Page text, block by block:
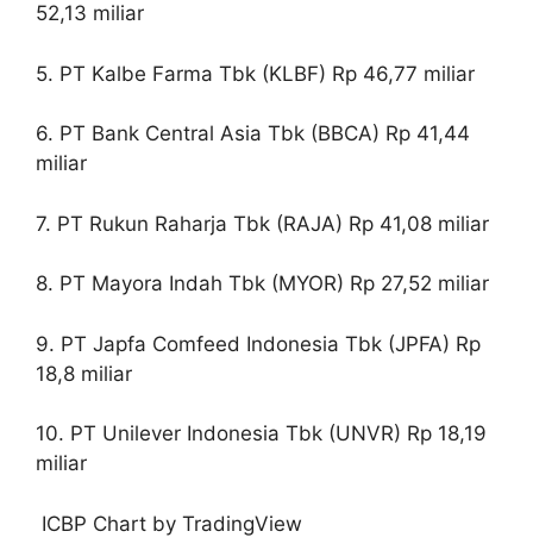
52,13 miliar
5. PT Kalbe Farma Tbk (KLBF) Rp 46,77 miliar
6. PT Bank Central Asia Tbk (BBCA) Rp 41,44
miliar
7. PT Rukun Raharja Tbk (RAJA) Rp 41,08 miliar
8. PT Mayora Indah Tbk (MYOR) Rp 27,52 miliar
9. PT Japfa Comfeed Indonesia Tbk (JPFA) Rp
18,8 miliar
10. PT Unilever Indonesia Tbk (UNVR) Rp 18,19
miliar
ICBP Chart by TradingView